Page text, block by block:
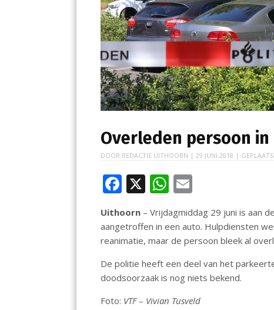
Overleden persoon
DOOR REDACTIE UITHOORN |29 JUNI 2018 |
F
ac
e
b
o
o
k
X W
h
at
s
A
p
p
ai
l
Uithoorn – Vrijdagmiddag 29 juni is aan
aangetroffen in een auto. Hulpdiensten
reanimatie, maar de persoon bleek al
De politie heeft een deel van het
doodsoorzaak is nog niets bekend.
Foto: VTF– Vivian Tusveld